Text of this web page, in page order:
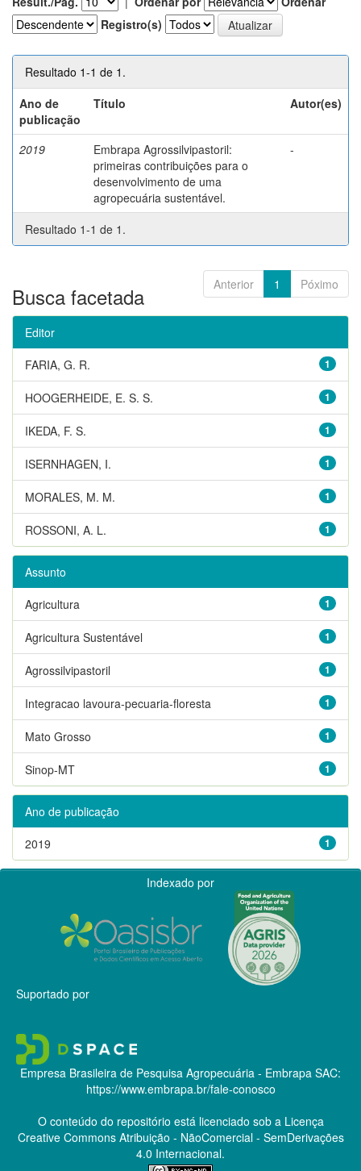
Registro(s)
Resultado 1-1 de 1.
Ano de
publicação
Título Autor(es)
2019
Embrapa Agrossilvipastoril:
primeiras contribuições para o
desenvolvimento de uma
agropecuária sustentável.
-
Resultado 1-1 de 1.
Anterior 1 Póximo
Busca facetada
Editor
1
FARIA, G. R.
1
HOOGERHEIDE, E. S. S.
1
IKEDA, F. S.
1
ISERNHAGEN, I.
1
MORALES, M. M.
1
ROSSONI, A. L.
Assunto
1
Agricultura
1
Agricultura Sustentável
1
Agrossilvipastoril
1
Integracao lavoura-pecuaria-floresta
1
Mato Grosso
1
Sinop-MT
Ano de publicação
1
2019
Indexado por
Suportado por
Empresa Brasileira de Pesquisa Agropecuária - Embrapa SAC:
https://www.embrapa.br/fale-conosco
O conteúdo do repositório está licenciado sob a Licença
Creative CommonsAtribuição - NãoComercial - SemDerivações
4.0 Internacional.